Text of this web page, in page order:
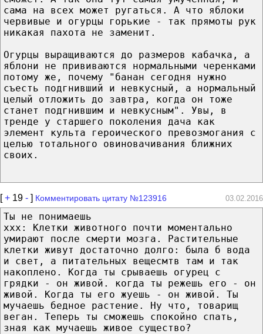
сама на всех может ругаться. А что яблоки
червивые и огурцы горькие - так прямоты рук
никакая пахота не заменит.
Огурцы выращиваются до размеров кабачка, а
яблони не прививаются нормальными черенками
потому же, почему "банан сегодня нужно
съесть подгнивший и невкусный, а нормальный
целый отложить до завтра, когда он тоже
станет подгнившим и невкусным". Увы, в
тренде у старшего поколения дача как
элемент культа героического превозмогания с
целью тотального овиновачивания ближних
своих.
[+ 19 - ] Комментировать цитату №123916 03.02.2016
Ты не понимаешь
xxx: Клетки животного почти моментально
умирают после смерти мозга. Растительные
клетки живут достаточно долго: была б вода
и свет, а питательных вещесмтв там и так
накоплено. Когда ты срываешь огурец с
грядки - он живой. когда ты режешь его - он
живой. Когда ты его жуешь - он живой. Ты
мучаешь бедное растение. Ну что, товарищ
веган. Теперь ты сможешь спокойно спать,
зная как мучаешь живое существо?